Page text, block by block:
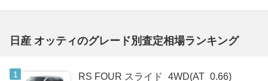
日産 オッティのグレード別査定相場ランキング
RS FOUR スライド_4WD(AT_0.66)